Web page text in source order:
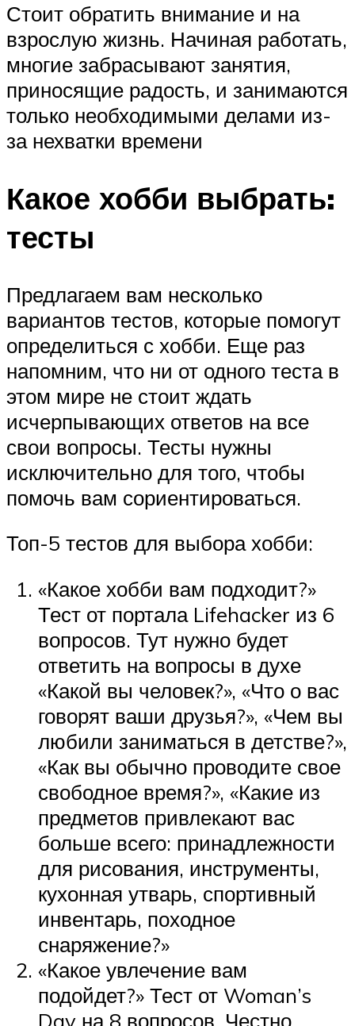
Стоит обратить внимание и на
взрослую жизнь. Начиная работать,
многие забрасывают занятия,
приносящие радость, и занимаются
только необходимыми делами из-
за нехватки времени
Какое хобби выбрать:
тесты
Предлагаем вам несколько
вариантов тестов, которые помогут
определиться с хобби. Еще раз
напомним, что ни от одного теста в
этом мире не стоит ждать
исчерпывающих ответов на все
свои вопросы. Тесты нужны
исключительно для того, чтобы
помочь вам сориентироваться.
Топ-5 тестов для выбора хобби:
«Какое хобби вам подходит?»
Тест от портала Lifehacker из 6
вопросов. Тут нужно будет
ответить на вопросы в духе
«Какой вы человек?», «Что о вас
говорят ваши друзья?», «Чем вы
любили заниматься в детстве?»,
«Как вы обычно проводите свое
свободное время?», «Какие из
предметов привлекают вас
больше всего: принадлежности
для рисования, инструменты,
кухонная утварь, спортивный
инвентарь, походное
снаряжение?»
«Какое увлечение вам
подойдет?» Тест от Woman’s
Day на 8 вопросов. Честно